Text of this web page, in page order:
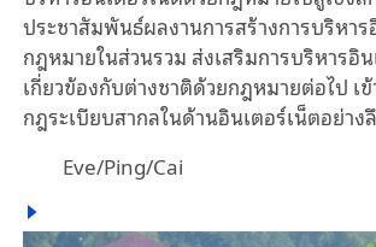
ประชาสัมพันธ์ผลงานการสร้างการบริหาร
กฎหมายในส่วนรวม ส่งเสริมการบริหารอิ
เกี่ยวข้องกับต่างชาติด้วยกฎหมายต่อไป เ
กฎระเบียบสากลในด้านอินเตอร์เน็ตอย่าง
Eve/Ping/Cai